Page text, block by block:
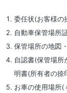
委任状(お客様の
自動車保管場所
保管場所の地図
自認書(保管場
明書(所有者の捺
お車の使用場所(